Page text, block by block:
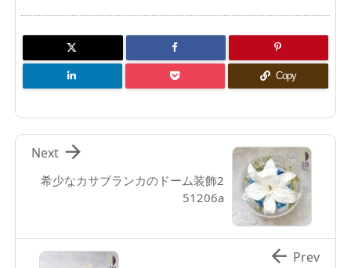
Copy
希少なカサブランカのドーム装飾2
51206a

Next
 Prev